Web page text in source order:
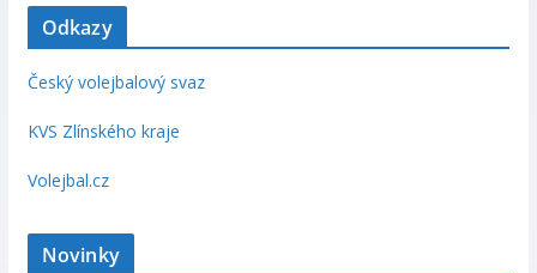
Odkazy
Český volejbalový svaz
KVS Zlínského kraje
Volejbal.cz
Novinky